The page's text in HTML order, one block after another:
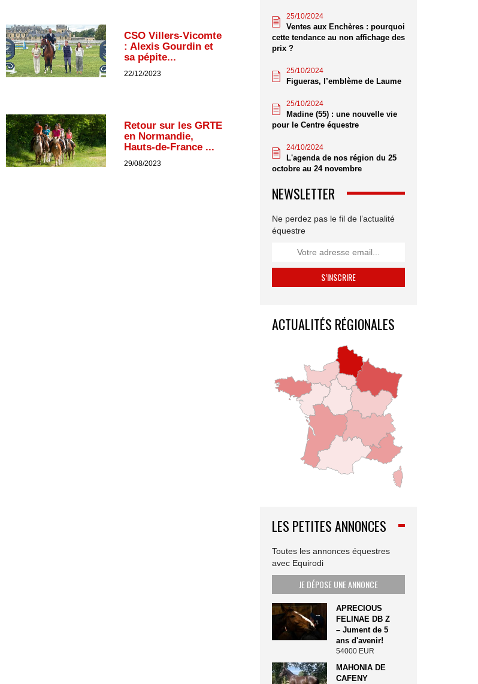
CSO Villers-Vicomte
: Alexis Gourdin et
sa pépite...
22/12/2023
Retour sur les GRTE
en Normandie,
Hauts-de-France ...
29/08/2023
25/10/2024
Ventes aux Enchères : pourquoi
cette tendance au non affichage des
prix ?
25/10/2024
Figueras, l’emblème de Laume
25/10/2024
Madine (55) : une nouvelle vie
pour le Centre équestre
24/10/2024
L'agenda de nos région du 25
octobre au 24 novembre
NEWSLETTER
Ne perdez pas le fil de l’actualité
équestre
ACTUALITÉS RÉGIONALES
LES PETITES ANNONCES
Toutes les annonces équestres
avec Equirodi
JE DÉPOSE UNE ANNONCE
APRECIOUS
FELINAE DB Z
– Jument de 5
ans d'avenir!
54000 EUR
MAHONIA DE
CAFENY